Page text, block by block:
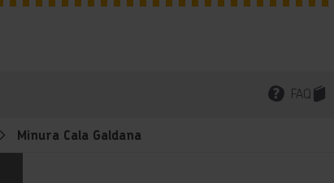
FAQ
Minura Cala Galdana